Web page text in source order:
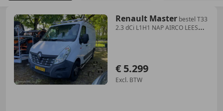
Renault Master bestel T33
2.3 dCi L1H1 NAP AIRCO LEES
€ 5.299
Excl. BTW